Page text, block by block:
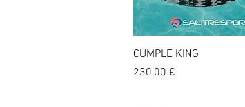
Vista rápida
CUMPLE KING
Precio
230,00 €